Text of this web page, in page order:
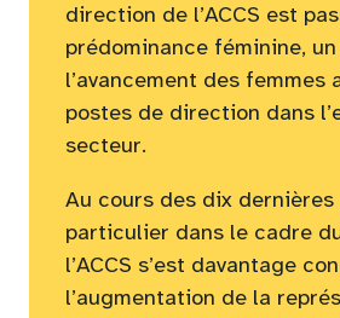
direction de l’ACCS est
prédominance féminine,
l’avancement des femmes
postes de direction dans
secteur.
Au cours des dix dernières
particulier dans le cadre
l’ACCS s’est davantage
l’augmentation de la